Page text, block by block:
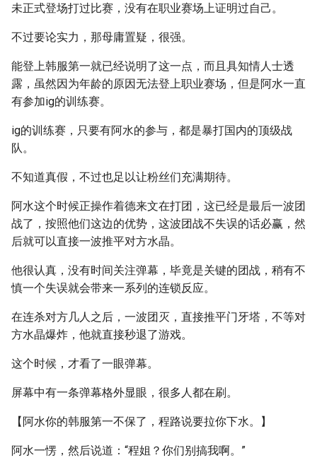
未正式登场打过比赛，没有在职业赛场上证明过自己。
不过要论实力，那母庸置疑，很强。
能登上韩服第一就已经说明了这一点，而且具知情人士透
露，虽然因为年龄的原因无法登上职业赛场，但是阿水一直
有参加ig的训练赛。
ig的训练赛，只要有阿水的参与，都是暴打国内的顶级战
队。
不知道真假，不过也足以让粉丝们充满期待。
阿水这个时候正操作着德来文在打团，这已经是最后一波团
战了，按照他们这边的优势，这波团战不失误的话必赢，然
后就可以直接一波推平对方水晶。
他很认真，没有时间关注弹幕，毕竟是关键的团战，稍有不
慎一个失误就会带来一系列的连锁反应。
在连杀对方几人之后，一波团灭，直接推平门牙塔，不等对
方水晶爆炸，他就直接秒退了游戏。
这个时候，才看了一眼弹幕。
屏幕中有一条弹幕格外显眼，很多人都在刷。
【阿水你的韩服第一不保了，程路说要拉你下水。】
阿水一愣，然后说道：“程姐？你们别搞我啊。”